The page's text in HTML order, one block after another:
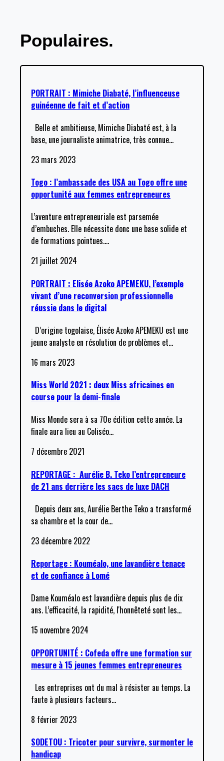
Populaires.
PORTRAIT : Mimiche Diabaté, l’influenceuse
guinéenne de fait et d’action
Belle et ambitieuse, Mimiche Diabaté est, à la
base, une journaliste animatrice, très connue…
23 mars 2023
Togo : l’ambassade des USA au Togo offre une
opportunité aux femmes entrepreneures
L’aventure entrepreneuriale est parsemée
d’embuches. Elle nécessite donc une base solide et
de formations pointues.…
21 juillet 2024
PORTRAIT : Elisée Azoko APEMEKU, l’exemple
vivant d’une reconversion professionnelle
réussie dans le digital
D’origine togolaise, Élisée Azoko APEMEKU est une
jeune analyste en résolution de problèmes et…
16 mars 2023
Miss World 2021 : deux Miss africaines en
course pour la demi-finale
Miss Monde sera à sa 70e édition cette année. La
finale aura lieu au Coliséo…
7 décembre 2021
REPORTAGE : Aurélie B. Teko l’entrepreneure
de 21 ans derrière les sacs de luxe DACH
Depuis deux ans, Aurélie Berthe Teko a transformé
sa chambre et la cour de…
23 décembre 2022
Reportage : Kouméalo, une lavandière tenace
et de confiance à Lomé
Dame Kouméalo est lavandière depuis plus de dix
ans. L’efficacité, la rapidité, l'honnêteté sont les…
15 novembre 2024
OPPORTUNITÉ : Cofeda offre une formation sur
mesure à 15 jeunes femmes entrepreneures
Les entreprises ont du mal à résister au temps. La
faute à plusieurs facteurs…
8 février 2023
SODETOU : Tricoter pour survivre, surmonter le
handicap